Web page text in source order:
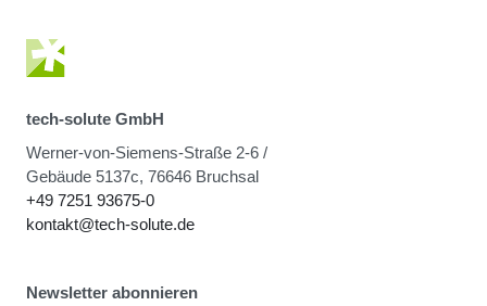
tech-solute GmbH
Werner-von-Siemens-Straße 2-6 /
Gebäude 5137c, 76646 Bruchsal
+49 7251 93675-0
kontakt@tech-solute.de
Newsletter abonnieren